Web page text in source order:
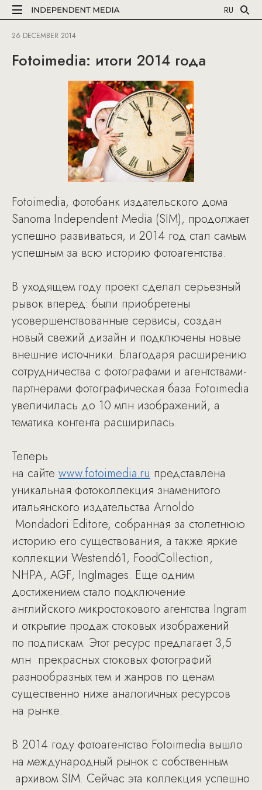
RU
26 DECEMBER 2014
Fotoimedia: итоги 2014 года
Fotoimedia, фотобанк издательского дома
Sanoma Independent Media (SIM), продолжает
успешно развиваться, и 2014 год стал самым
успешным за всю историю фотоагентства.
В уходящем году проект сделал серьезный
рывок вперед: были приобретены
усовершенствованные сервисы, создан
новый свежий дизайн и подключены новые
внешние источники. Благодаря расширению
сотрудничества с фотографами и агентствами-
партнерами фотографическая база Fotoimedia
увеличилась до 10 млн изображений, а
тематика контента расширилась.
Теперь
на сайте www.fotoimedia.ru представлена
уникальная фотоколлекция знаменитого
итальянского издательства Arnoldo
Mondadori Editore, собранная за столетнюю
историю его существования, а также яркие
коллекции Westend61, FoodCollection,
NHPA, AGF, IngImages. Еще одним
достижением стало подключение
английского микростокового агентства Ingram
и открытие продаж стоковых изображений
по подпискам. Этот ресурс предлагает 3,5
млн прекрасных стоковых фотографий
разнообразных тем и жанров по ценам
существенно ниже аналогичных ресурсов
на рынке.
В 2014 году фотоагентство Fotoimedia вышло
на международный рынок с собственным
архивом SIM. Сейчас эта коллекция успешно